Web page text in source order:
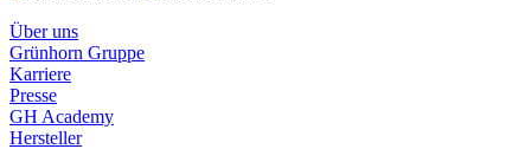
Über uns
Grünhorn Gruppe
Karriere
Presse
GH Academy
Hersteller